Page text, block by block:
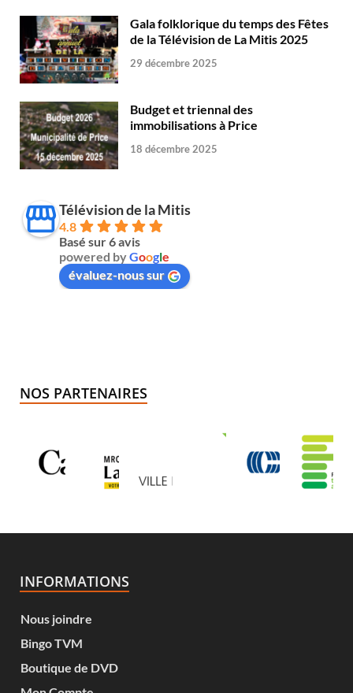
Gala folklorique du temps des Fêtes
de la Télévision de La Mitis 2025
29 décembre 2025
Budget et triennal des
immobilisations à Price
18 décembre 2025
Télévision de la Mitis
4.8
Basé sur 6 avis
powered byGoogle
évaluez-nous sur
NOS PARTENAIRES
INFORMATIONS
Nous joindre
Bingo TVM
Boutique de DVD